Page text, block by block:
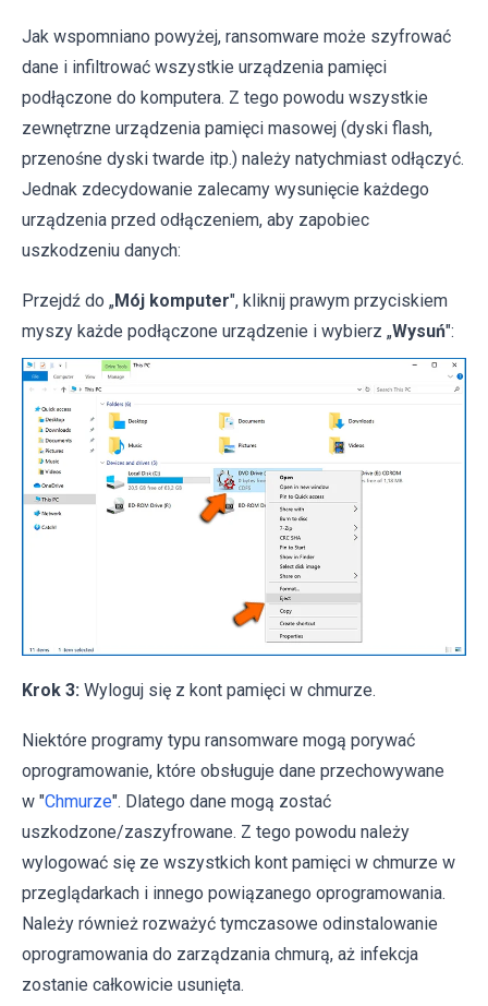
Jak wspomniano powyżej, ransomware może szyfrować
dane i infiltrować wszystkie urządzenia pamięci
podłączone do komputera. Z tego powodu wszystkie
zewnętrzne urządzenia pamięci masowej (dyski flash,
przenośne dyski twarde itp.) należy natychmiast odłączyć.
Jednak zdecydowanie zalecamy wysunięcie każdego
urządzenia przed odłączeniem, aby zapobiec
uszkodzeniu danych:
Przejdź do „Mój komputer", kliknij prawym przyciskiem
myszy każde podłączone urządzenie i wybierz „Wysuń":
Krok 3: Wyloguj się z kont pamięci w chmurze.
Niektóre programy typu ransomware mogą porywać
oprogramowanie, które obsługuje dane przechowywane
w "Chmurze". Dlatego dane mogą zostać
uszkodzone/zaszyfrowane. Z tego powodu należy
wylogować się ze wszystkich kont pamięci w chmurze w
przeglądarkach i innego powiązanego oprogramowania.
Należy również rozważyć tymczasowe odinstalowanie
oprogramowania do zarządzania chmurą, aż infekcja
zostanie całkowicie usunięta.